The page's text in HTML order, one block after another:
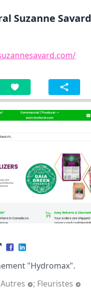
Suzanne Savard
"Hydromax".
; Fleuristes